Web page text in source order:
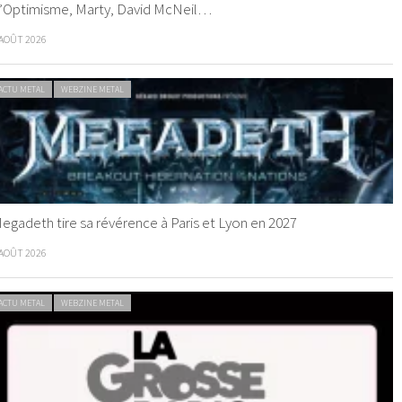
Marty, David McNeil…
2026
METAL WEBZINE METAL
tire sa révérence à Paris et Lyon en 2027
2026
METAL WEBZINE METAL